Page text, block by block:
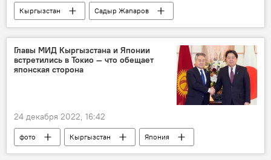
Кыргызстан
Садыр Жапаров
строительство
дом
Баткен
граница
Главы МИД Кыргызстана и Японии
встретились в Токио — что обещает
японская сторона
24 декабря 2022, 16:42
фото Кыргызстан
Япония
Жээнбек Кулубаев
встреча